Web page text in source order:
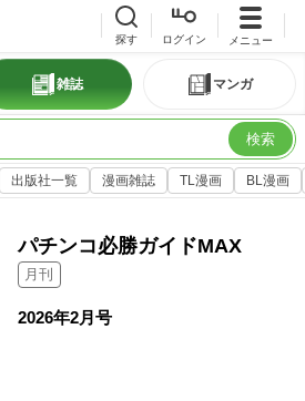
探す ログイン メニュー
雑誌 マンガ
検索
出版社一覧 漫画雑誌 TL漫画 BL漫画
パチンコ必勝ガイドMAX
月刊
2026年2月号